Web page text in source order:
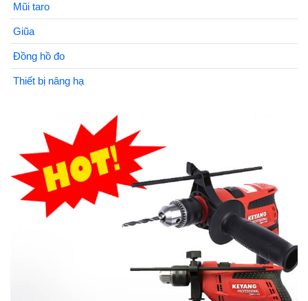
Mũi taro
Giũa
Đồng hồ đo
Thiết bị nâng hạ